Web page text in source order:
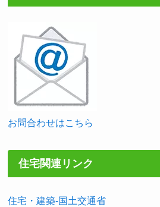
お問合わせはこちら
住宅関連リンク
住宅・建築-国土交通省